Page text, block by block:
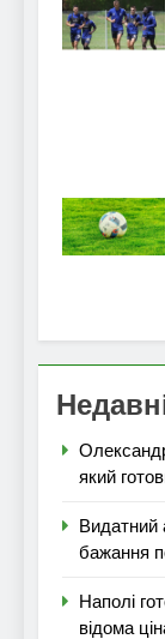
який
Видатний
бажання
Наполі
відома